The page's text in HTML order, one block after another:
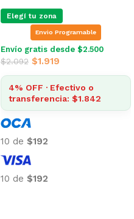
Elegí tu zona
Envio Programable
Envío gratis desde $2.500
$2.092 $1.919
4% OFF · Efectivo o
transferencia: $1.842
10 de $192
10 de $192